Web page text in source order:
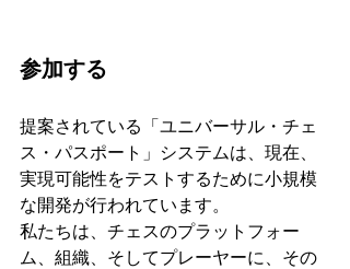
参加する
提案されている「ユニバーサル・チェ
ス・パスポート」システムは、現在、
実現可能性をテストするために小規模
な開発が行われています。
私たちは、チェスのプラットフォー
ム、組織、そしてプレーヤーに、その